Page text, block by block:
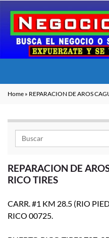
Home » REPARACION DE AROS
Buscar
REPARACION DE
RICO TIRES
CARR. #1 KM 28.5 (RIO
RICO 00725.